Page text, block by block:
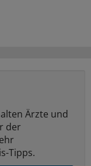
Ärzte und
der
Tipps.